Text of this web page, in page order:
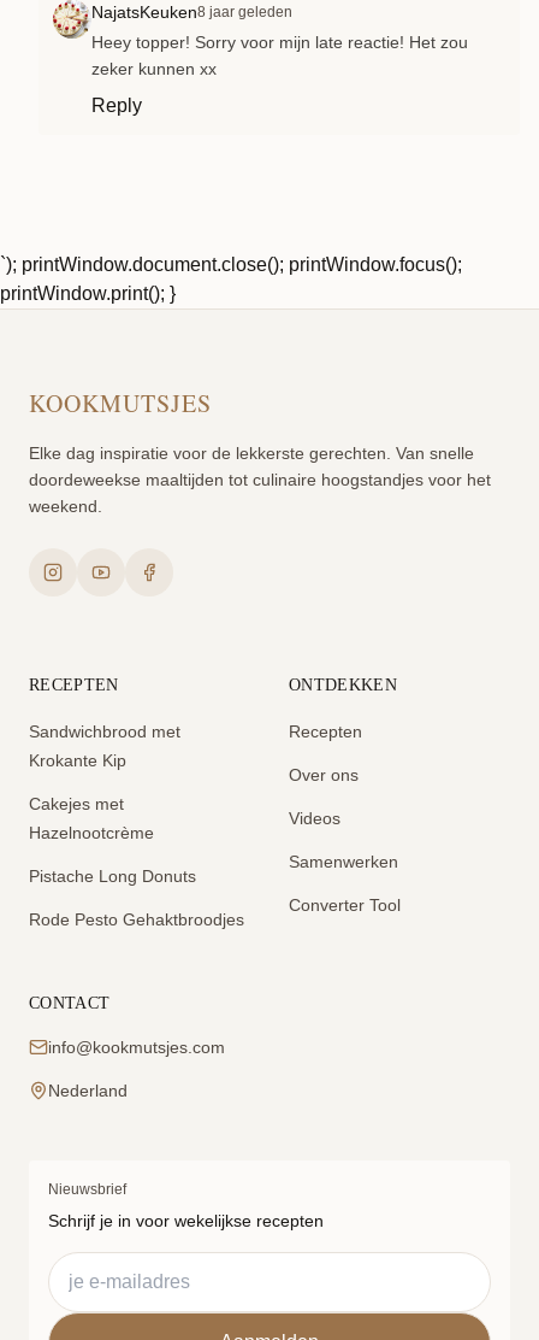
NajatsKeuken8 jaar geleden
Heey topper! Sorry voor mijn late reactie! Het zou
zeker kunnen xx
Reply
`); printWindow.document.close(); printWindow.focus();
printWindow.print(); }
KOOKMUTSJES
Elke dag inspiratie voor de lekkerste gerechten. Van snelle
doordeweekse maaltijden tot culinaire hoogstandjes voor het
weekend.
RECEPTEN
Sandwichbrood met
Krokante Kip
Cakejes met
Hazelnootcrème
Pistache Long Donuts
Rode Pesto Gehaktbroodjes
ONTDEKKEN
Recepten
Over ons
Videos
Samenwerken
Converter Tool
CONTACT
info@kookmutsjes.com
Nederland
Nieuwsbrief
Schrijf je in voor wekelijkse recepten